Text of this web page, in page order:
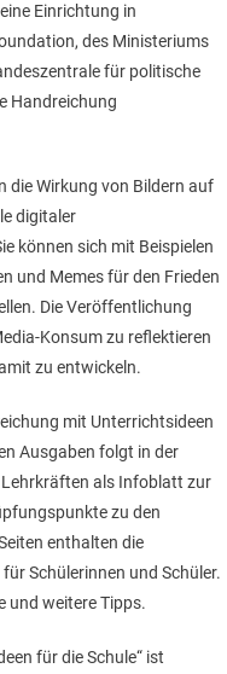
Einrichtung in
des Ministeriums
für politische
Handreichung
die Wirkung von Bildern auf
digitaler
können sich mit Beispielen
und Memes für den Frieden
Die Veröffentlichung
Konsum zu reflektieren
zu entwickeln.
mit Unterrichtsideen
Ausgaben folgt in der
Lehrkräften als Infoblatt zur
zu den
enthalten die
Schülerinnen und Schüler.
und weitere Tipps.
für die Schule“ ist